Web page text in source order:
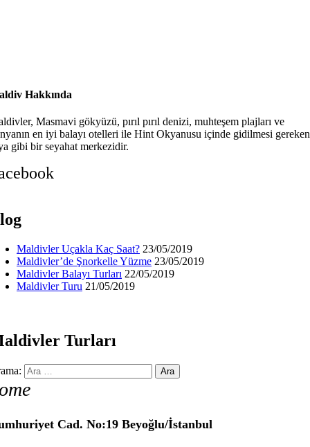
Hakkında
Masmavi gökyüzü, pırıl pırıl denizi, muhteşem plajları ve
en iyi balayı otelleri ile Hint Okyanusu içinde gidilmesi gereken
gibi bir seyahat merkezidir.
Maldivler Uçakla Kaç Saat? 23/05/2019
Maldivler’de Şnorkelle Yüzme 23/05/2019
Maldivler Balayı Turları 22/05/2019
Maldivler Turu 21/05/2019
Turları
Cad. No:19 Beyoğlu/İstanbul